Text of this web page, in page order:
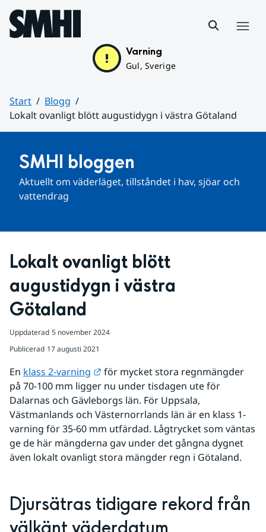
Hoppa till sidans innehåll
Varning
Gul, Sverige
Start
Blogg
Lokalt ovanligt blött augustidygn i västra Götaland
SMHI bloggen
Aktuellt om väderläget, tillståndet i hav, sjöar och
vattendrag
Lokalt ovanligt blött
augustidygn i västra
Götaland
Uppdaterad 5 november 2024
Publicerad 17 augusti 2021
En klass 2-varning Länk till annan webbplats.
för mycket stora regnmängder
på 70-100 mm ligger nu under tisdagen ute för
Dalarnas och Gävleborgs län. För Uppsala,
Västmanlands och Västernorrlands län är en klass 1-
varning för 35-60 mm utfärdad. Lågtrycket som väntas
ge de här mängderna gav under det gångna dygnet
även lokalt ovanligt stora mängder regn i Götaland.
Djursätras tidigare rekord från